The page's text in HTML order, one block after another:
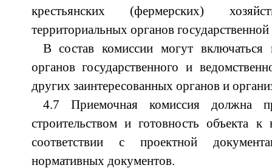
крестьянских (фермерских)
территориальных органов
В состав комиссии могут включаться
органов государственного и
других заинтересованных органов и
4.7 Приемочная комиссия должна
строительством и готовность объекта
соответствии с проектной
нормативных документов.